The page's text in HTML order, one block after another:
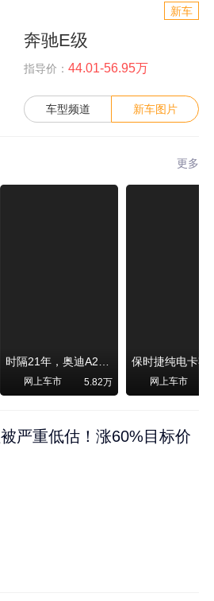
新车
奔驰E级
指导价： 44.01-56.95万
车型频道 新车图片
更多
时隔21年，奥迪A2强势归来！
网上车市 5.82万 网上车市
严重低估！涨60%目标价